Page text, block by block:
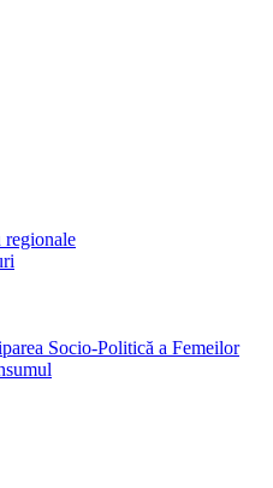
regionale
Socio-Politică a Femeilor